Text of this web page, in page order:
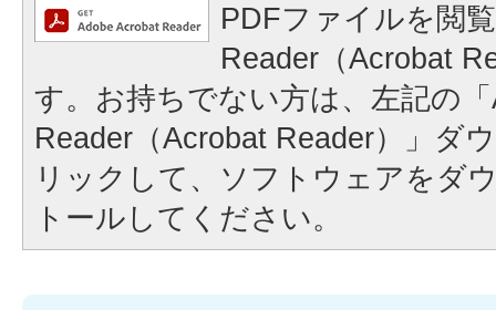
PDFファイルを閲
Reader（Acrobat
す。お持ちでない方は、左記の
Reader（Acrobat Reader）」ダ
リックして、ソフトウェアをダ
トールしてください。